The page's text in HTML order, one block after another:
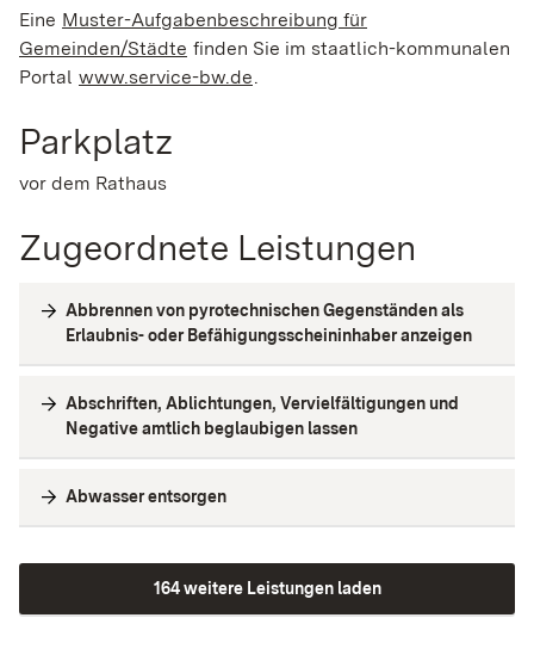
Eine Muster-Aufgabenbeschreibung für
Gemeinden/Städte finden Sie im staatlich-kommunalen
Portal www.service-bw.de
Parkplatz
vor dem Rathaus
Zugeordnete Leistungen
Abbrennen von pyrotechnischen Gegenständen als
Erlaubnis- oder Befähigungsscheininhaber anzeigen
Abschriften, Ablichtungen, Vervielfältigungen und
Negative amtlich beglaubigen lassen
Abwasser entsorgen
164 weitere Leistungen laden